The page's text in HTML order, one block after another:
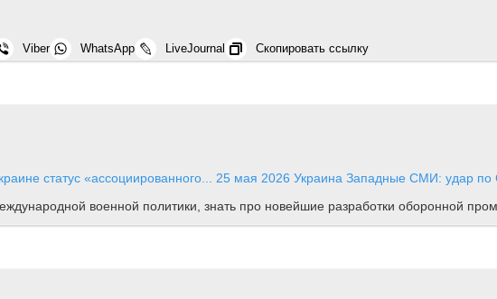
Viber WhatsApp LiveJournal Скопировать ссылку
статус «ассоциированного... 25 мая 2026 Украина Западные СМИ: удар по
военной политики, знать про новейшие разработки оборонной